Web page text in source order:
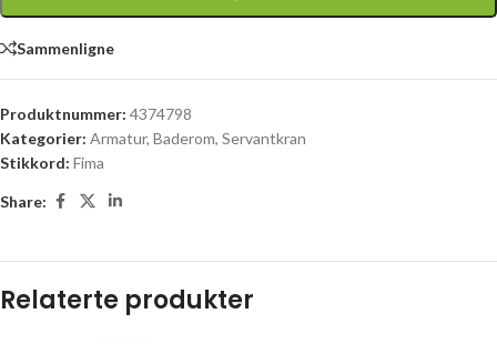
Sammenligne
Produktnummer: 4374798
Kategorier: Armatur, Baderom, Servantkran
Stikkord: Fima
Share:
Relaterte produkter